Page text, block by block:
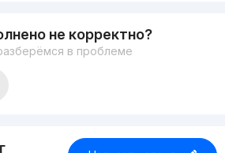
не корректно?
в проблеме